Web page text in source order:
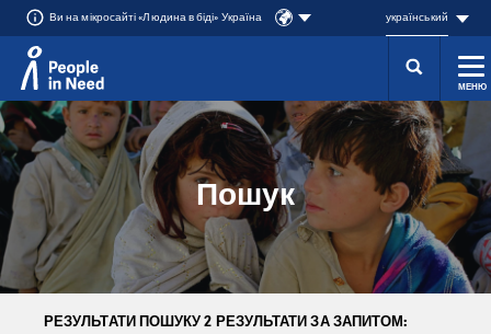
Přeskočit na obsah
Ви на мікросайті «Людина в біді» Україна український
МЕНЮ
Пошук
РЕЗУЛЬТАТИ ПОШУКУ 2 РЕЗУЛЬТАТИ ЗА ЗАПИТОМ: